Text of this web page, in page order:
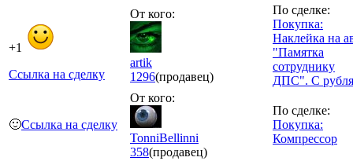
+1
Ссылка на сделку
От кого:
artik
1296(продавец)
По сделке:
Покупка:
Наклейка на
"Памятка
сотруднику
ДПС". С
🙂Ссылка на сделку
От кого:
TonniBellinni
358(продавец)
По сделке:
Покупка:
Компрессор